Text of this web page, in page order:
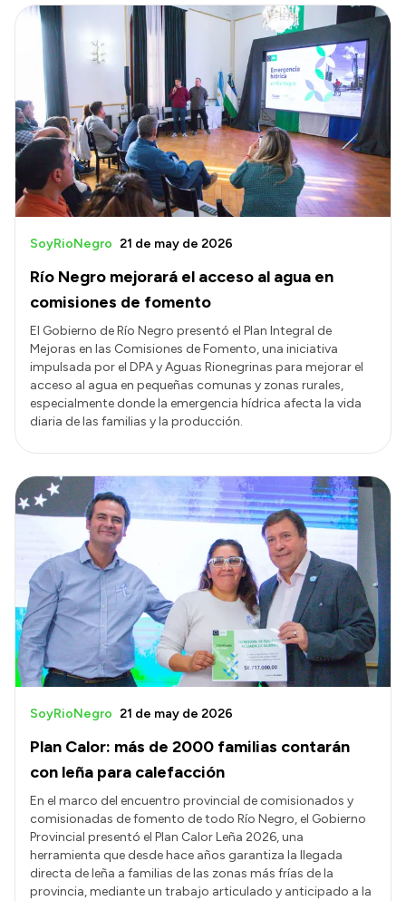
Río Negro mejorará el acceso al agua en
comisiones de fomento
SoyRioNegro 21 de may de 2026
El Gobierno de Río Negro presentó el Plan Integral de
Mejoras en las Comisiones de Fomento, una iniciativa
impulsada por el DPA y Aguas Rionegrinas para mejorar el
acceso al agua en pequeñas comunas y zonas rurales,
especialmente donde la emergencia hídrica afecta la vida
diaria de las familias y la producción.
Plan Calor: más de 2000 familias contarán
con leña para calefacción
SoyRioNegro 21 de may de 2026
En el marco del encuentro provincial de comisionados y
comisionadas de fomento de todo Río Negro, el Gobierno
Provincial presentó el Plan Calor Leña 2026, una
herramienta que desde hace años garantiza la llegada
directa de leña a familias de las zonas más frías de la
provincia, mediante un trabajo articulado y anticipado a la